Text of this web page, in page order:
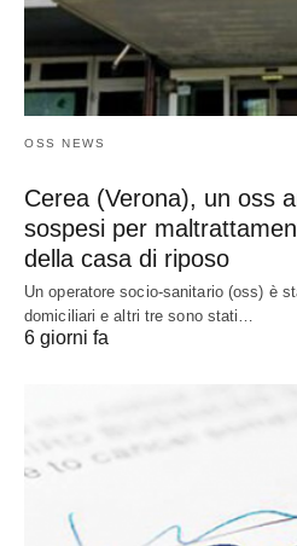
OSS NEWS
Cerea (Verona), un oss
sospesi per
della casa di riposo
Un operatore socio-sanitario (oss) è
domiciliari e altri tre sono stati…
6 giorni fa